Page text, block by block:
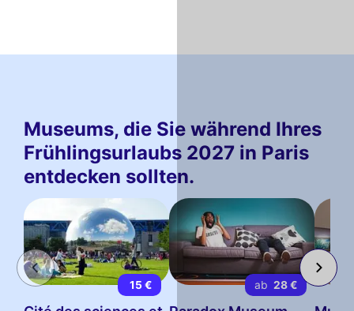
Museums, die Sie während Ihres
Frühlingsurlaubs 2027 in Paris
entdecken sollten.
15 € ab 28 €